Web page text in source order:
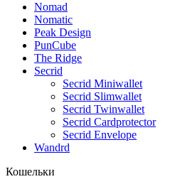
Nomad
Nomatic
Peak Design
PunCube
The Ridge
Secrid
Secrid Miniwallet
Secrid Slimwallet
Secrid Twinwallet
Secrid Cardprotector
Secrid Envelope
Wandrd
Кошельки